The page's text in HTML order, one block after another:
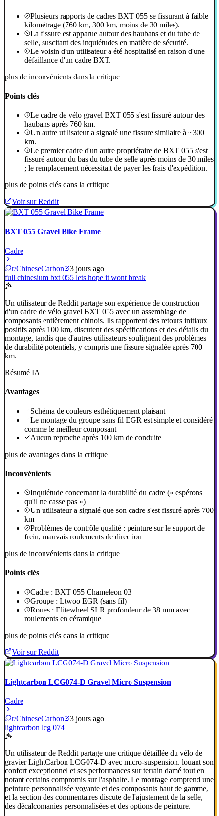
Plusieurs rapports de cadres BXT 055 se fissurant à faible
kilométrage (760 km, 300 km, moins de 30 miles).
La fissure est apparue autour des haubans et du tube de
selle, suscitant des inquiétudes en matière de sécurité.
Le voisin d'un utilisateur a été hospitalisé en raison d'une
défaillance d'un cadre BXT.
plus de inconvénients dans la critique
Points clés
Le cadre de vélo gravel BXT 055 s'est fissuré autour des
haubans après 760 km.
Un autre utilisateur a signalé une fissure similaire à ~300
km.
Le premier cadre d'un autre propriétaire de BXT 055 s'est
fissuré autour du bas du tube de selle après moins de 30 miles
; le remplacement nécessitait de payer les frais d'expédition.
plus de points clés dans la critique
Voir sur Reddit
BXT 055 Gravel Bike Frame
Cadre
r/ChineseCarbon
3 jours ago
full chinesium bxt 055 lets hope it wont break
Un utilisateur de Reddit partage son expérience de construction
d'un cadre de vélo gravel BXT 055 avec un assemblage de
composants entièrement chinois. Ils rapportent des retours initiaux
positifs après 100 km, discutent des spécifications et des détails du
montage, tandis que d'autres utilisateurs soulignent des problèmes
de durabilité potentiels, y compris une fissure signalée après 700
km.
Résumé IA
Avantages
Schéma de couleurs esthétiquement plaisant
Le montage du groupe sans fil EGR est simple et considéré
comme le meilleur composant
Aucun reproche après 100 km de conduite
plus de avantages dans la critique
Inconvénients
Inquiétude concernant la durabilité du cadre (« espérons
qu'il ne casse pas »)
Un utilisateur a signalé que son cadre s'est fissuré après 700
km
Problèmes de contrôle qualité : peinture sur le support de
frein, mauvais roulements de direction
plus de inconvénients dans la critique
Points clés
Cadre : BXT 055 Chameleon 03
Groupe : Ltwoo EGR (sans fil)
Roues : Elitewheel SLR profondeur de 38 mm avec
roulements en céramique
plus de points clés dans la critique
Voir sur Reddit
Lightcarbon LCG074-D Gravel Micro Suspension
Cadre
r/ChineseCarbon
3 jours ago
lightcarbon lcg 074
Un utilisateur de Reddit partage une critique détaillée du vélo de
gravier LightCarbon LCG074-D avec micro-suspension, louant son
confort exceptionnel et ses performances sur terrain damé tout en
notant certains compromis sur l'asphalte. Le montage comprend une
peinture personnalisée voyante et des composants haut de gamme,
et la section des commentaires discute de l'ajustement de la selle,
des décalcomanies personnalisées et des options de peinture.